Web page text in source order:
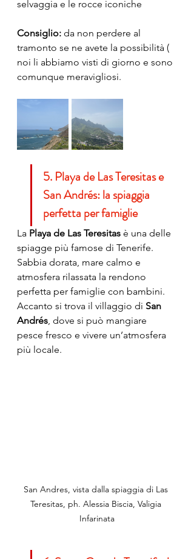
selvaggia e le rocce iconiche
Consiglio: da non perdere al
tramonto se ne avete la possibilità (
noi li abbiamo visti di giorno e sono
comunque meravigliosi.
5. Playa de Las Teresitas e
San Andrés: la spiaggia
perfetta per famiglie
La Playa de Las Teresitas è una delle
spiagge più famose di Tenerife.
Sabbia dorata, mare calmo e
atmosfera rilassata la rendono
perfetta per famiglie con bambini.
Accanto si trova il villaggio di San
Andrés, dove si può mangiare
pesce fresco e vivere un’atmosfera
più locale.
San Andres, vista dalla spiaggia di Las
Teresitas, ph. Alessia Biscia, Valigia
Infarinata